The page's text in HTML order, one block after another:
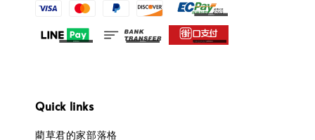
Quick links
藺草君的家部落格